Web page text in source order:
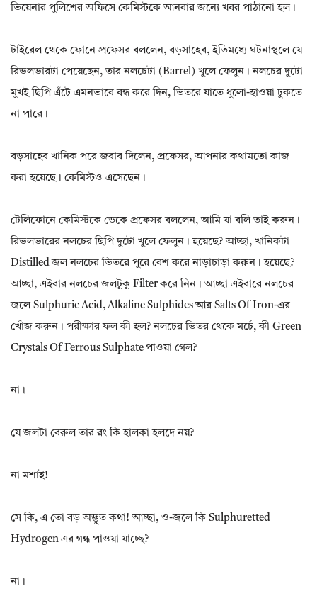
ভিয়েনার পুলিশের অফিসে কেমিস্টকে আনবার জন্যে খবর পাঠানো হল।
টাইরেল থেকে ফোনে প্রফেসর বললেন, বড়সাহেব, ইতিমধ্যে ঘটনাস্থলে যে
রিভলভারটা পেয়েছেন, তার নলচেটা (barrel) খুলে ফেলুন। নলচের দুটো
মুখই ছিপি এঁটে এমনভাবে বন্ধ করে দিন, ভিতরে যাতে ধুলো-হাওয়া ঢুকতে
না পারে।
বড়সাহেব খানিক পরে জবাব দিলেন, প্রফেসর, আপনার কথামতো কাজ
করা হয়েছে। কেমিস্টও এসেছেন।
টেলিফোনে কেমিস্টকে ডেকে প্রফেসর বললেন, আমি যা বলি তাই করুন।
রিভলভারের নলচের ছিপি দুটো খুলে ফেলুন। হয়েছে? আচ্ছা, খানিকটা
Distilled জল নলচের ভিতরে পুরে বেশ করে নাড়াচাড়া করুন। হয়েছে?
আচ্ছা, এইবার নলচের জলটুকু Filter করে নিন। আচ্ছা এইবারে নলচের
জলে Sulphuric Acid, Alkaline Sulphides আর Salts Of Iron-এর
খোঁজ করুন। পরীক্ষার ফল কী হল? নলচের ভিতর থেকে মর্চে, কী Green
Crystals Of Ferrous Sulphate পাওয়া গেল?
না।
যে জলটা বেরুল তার রং কি হালকা হলদে নয়?
না মশাই!
সে কি, এ তো বড় অদ্ভুত কথা! আচ্ছা, ও-জলে কি Sulphuretted
Hydrogen এর গন্ধ পাওয়া যাচ্ছে?
না।